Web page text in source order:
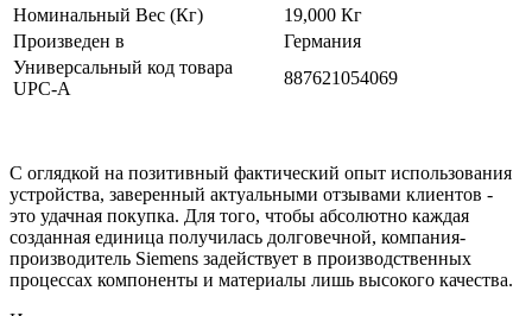
Номинальный Вес (Кг)
19,000 Кг
Произведен в
Германия
Универсальный код товара
UPC-A
887621054069
С оглядкой на позитивный фактический опыт использования
устройства, заверенный актуальными отзывами клиентов -
это удачная покупка. Для того, чтобы абсолютно каждая
созданная единица получилась долговечной, компания-
производитель Siemens задействует в производственных
процессах компоненты и материалы лишь высокого качества.